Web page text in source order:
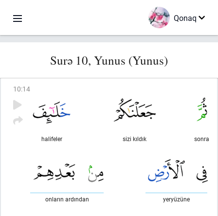
Qonaq
Surə 10, Yunus (Yunus)
10:14
sonra
sizi kıldık
halifeler
yeryüzüne
onların ardından